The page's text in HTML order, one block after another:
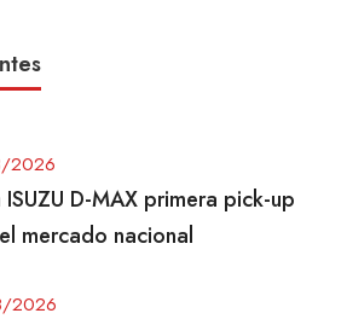
2026
D-MAX primera pick-up
mercado nacional
2026